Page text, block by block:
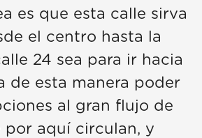
es que esta calle sirva
el centro hasta la
24 sea para ir hacia
de esta manera poder
al gran flujo de
por aquí circulan, y